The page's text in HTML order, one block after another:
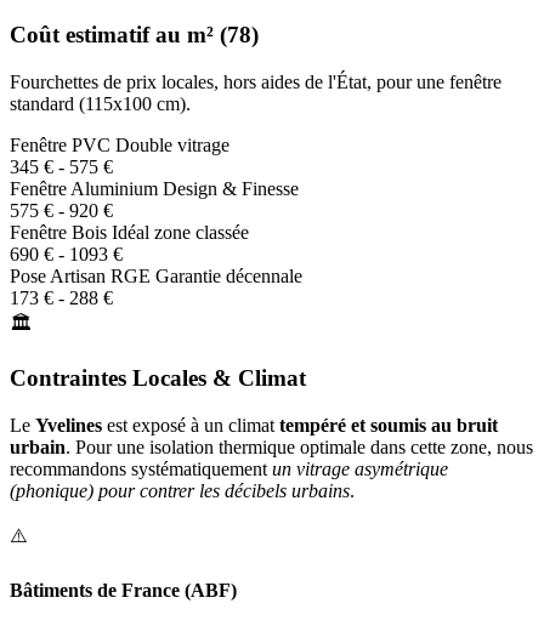
Coût estimatif au m² (78)
Fourchettes de prix locales, hors aides de l'État, pour une fenêtre
standard (115x100 cm).
Fenêtre PVC Double vitrage
345 € - 575 €
Fenêtre Aluminium Design & Finesse
575 € - 920 €
Fenêtre Bois Idéal zone classée
690 € - 1093 €
Pose Artisan RGE Garantie décennale
173 € - 288 €
🏛️
Contraintes Locales & Climat
Le Yvelines est exposé à un climat tempéré et soumis au bruit
urbain. Pour une isolation thermique optimale dans cette zone, nous
recommandons systématiquement un vitrage asymétrique
(phonique) pour contrer les décibels urbains.
⚠️
Bâtiments de France (ABF)